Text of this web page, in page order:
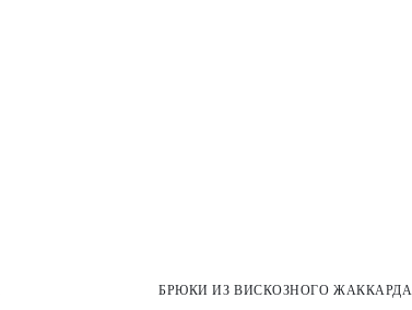
БРЮКИ ИЗ ВИСКОЗНОГО ЖАККАРДА